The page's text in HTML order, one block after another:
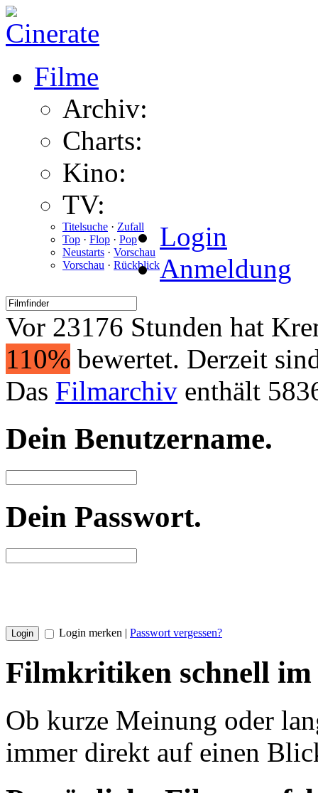
Filme
Archiv:
Charts:
Kino:
TV:
Titelsuche · Zufall
Top · Flop · Pop
Neustarts · Vorschau
Vorschau · Rückblick
Login
Anmeldung
Vor 23176 Stunden hat
110% bewertet. Derzeit
Das Filmarchiv enthält
Dein Benutzername.
Dein Passwort.
Login merken | Passwort vergessen?
Filmkritiken schnell
Ob kurze Meinung oder
immer direkt auf einen